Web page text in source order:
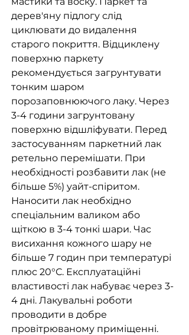
дерев'яну підлогу слід
циклювати до видалення
старого покриття. Відциклену
поверхню паркету
рекомендується загрунтувати
тонким шаром
порозаповнюючого лаку. Через
3-4 години загрунтовану
поверхню відшліфувати. Перед
застосуванням паркетний лак
ретельно перемішати. При
необхідності розбавити лак (не
більше 5%) уайт-спіритом.
Наносити лак необхідно
спеціальним валиком або
щіткою в 3-4 тонкі шари. Час
висихання кожного шару не
більше 7 годин при температурі
плюс 20°С. Експлуатаційні
властивості лак набуває через 3-
4 дні. Лакувальні роботи
проводити в добре
провітрюваному приміщенні.